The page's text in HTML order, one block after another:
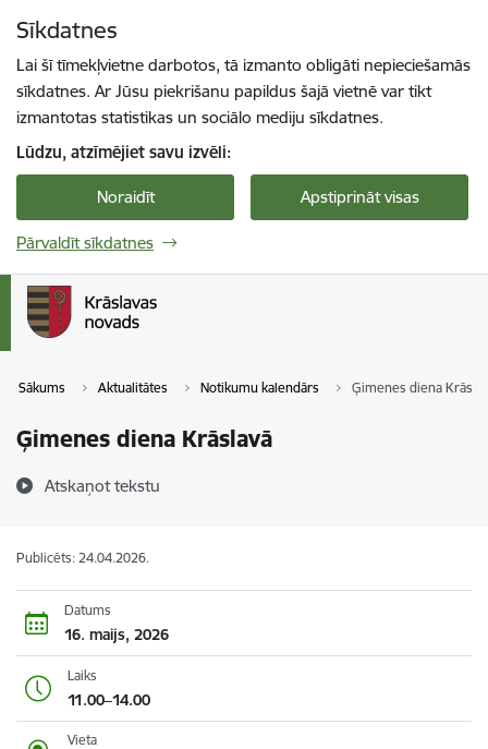
Sīkdatnes
Lai šī tīmekļvietne darbotos, tā izmanto obligāti nepieciešamās
sīkdatnes. Ar Jūsu piekrišanu papildus šajā vietnē var tikt
izmantotas statistikas un sociālo mediju sīkdatnes.
Lūdzu, atzīmējiet savu izvēli:
Noraidīt Apstiprināt visas
Pārvaldīt sīkdatnes
Sākums Aktualitātes Notikumu kalendārs Ģimenes diena
Ģimenes diena Krāslavā
Atskaņot tekstu
Publicēts: 24.04.2026.
Datums
16. maijs, 2026
Laiks
11.00–14.00
Vieta